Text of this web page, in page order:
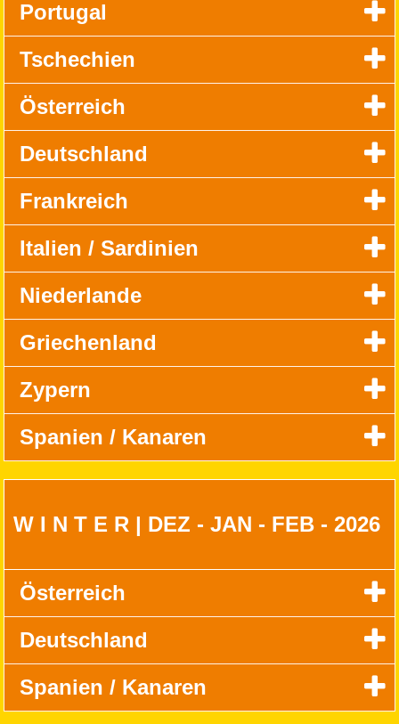
Portugal
Tschechien
Österreich
Deutschland
Frankreich
Italien / Sardinien
Niederlande
Griechenland
Zypern
Spanien / Kanaren
W I N T E R | DEZ - JAN - FEB - 2026
Österreich
Deutschland
Spanien / Kanaren